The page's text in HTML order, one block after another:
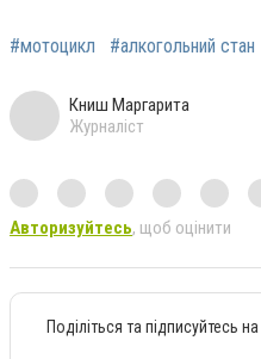
#мотоцикл #алкогольний стан
Книш Маргарита
Журналіст
Авторизуйтесь, щоб оцінити
Поділіться та підписуйтесь